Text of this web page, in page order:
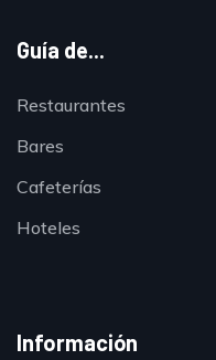
Guía de...
Restaurantes
Bares
Cafeterías
Hoteles
Información